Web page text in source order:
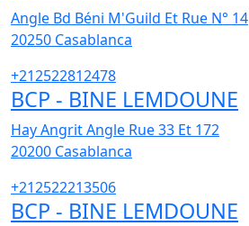
Angle Bd Béni M'Guild Et Rue N° 14
20250 Casablanca
+212522812478
BCP - BINE LEMDOUNE
Hay Angrit Angle Rue 33 Et 172
20200 Casablanca
+212522213506
BCP - BINE LEMDOUNE